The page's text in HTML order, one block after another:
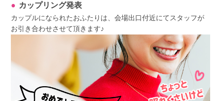
カップリング発表
カップルになられたおふたりは、会場出口付近にてスタッフが
お引き合わせさせて頂きます♪